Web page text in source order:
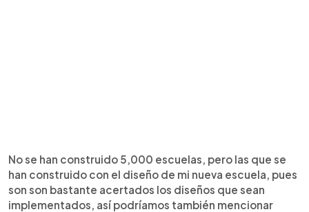
No se han construido 5,000 escuelas, pero las que se
han construido con el diseño de mi nueva escuela, pues
son son bastante acertados los diseños que sean
implementados, así podríamos también mencionar